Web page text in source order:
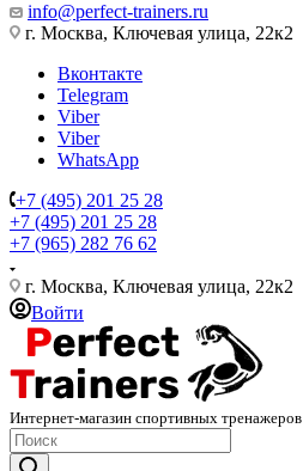
info@perfect-trainers.ru
г. Москва, Ключевая улица, 22к2
Вконтакте
Telegram
Viber
Viber
WhatsApp
+7 (495) 201 25 28
+7 (495) 201 25 28
+7 (965) 282 76 62
г. Москва, Ключевая улица, 22к2
Войти
Интернет-магазин спортивных тренажеров